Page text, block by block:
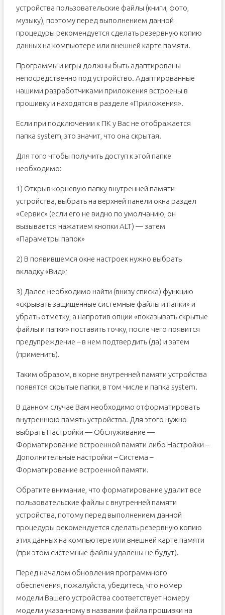
устройства пользовательские файлы (книги, фото,
музыку), поэтому перед выполнением данной
процедуры рекомендуется сделать резервную копию
данных на компьютере или внешней карте памяти.
Программы и игры должны быть адаптированы
непосредственно под устройство. Адаптированные
нашими разработчиками приложения встроены в
прошивку и находятся в разделе «Приложения».
Если при подключении к ПК у Вас не отображается
папка system, это значит, что она скрытая.
Для того чтобы получить доступ к этой папке
необходимо:
1) Открыв корневую папку внутренней памяти
устройства, выбрать на верхней панели окна раздел
«Сервис» (если его не видно по умолчанию, он
вызывается нажатием кнопки ALT) — затем
«Параметры папок»
2) В появившемся окне настроек нужно выбрать
вкладку «Вид»;
3) Далее необходимо найти (внизу списка) функцию
«скрывать защищенные системные файлы и папки» и
убрать отметку, а напротив опции «показывать скрытые
файлы и папки» поставить точку, после чего появится
предупреждение – в нем подтвердить (да) и затем
(применить).
Таким образом, в корне внутренней памяти устройства
появятся скрытые папки, в том числе и папка system.
В данном случае Вам необходимо отформатировать
внутреннюю память устройства. Для этого нужно
выбрать Настройки — Обслуживание —
Форматирование встроенной памяти либо Настройки –
Дополнительные настройки – Система –
Форматирование вcтроенной памяти.
Обратите внимание, что форматирование удалит все
пользовательские файлы с внутренней памяти
устройства, потому перед выполнением данной
процедуры рекомендуется сделать резервную копию
этих данных на компьютере или внешней карте памяти
(при этом системные файлы удалены не будут).
Перед началом обновления программного
обеспечения, пожалуйста, убедитесь, что номер
модели Вашего устройства соответствует номеру
модели указанному в названии файла прошивки на